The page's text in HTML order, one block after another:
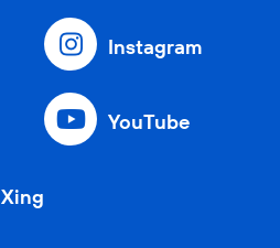
Instagram
YouTube
Xing